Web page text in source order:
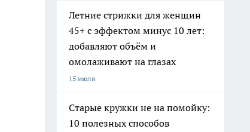
Летние стрижки для женщин
45+ с эффектом минус 10 лет:
добавляют объём и
омолаживают на глазах
15 июля
Старые кружки не на помойку:
10 полезных способов